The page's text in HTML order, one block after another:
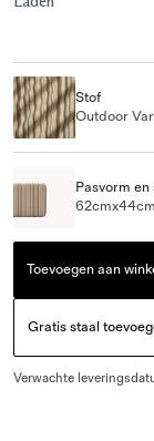
Stof
Outdoor
Pasvorm en
62cmx44cm
Toevoegen aan
Gratis staal
Verwachte